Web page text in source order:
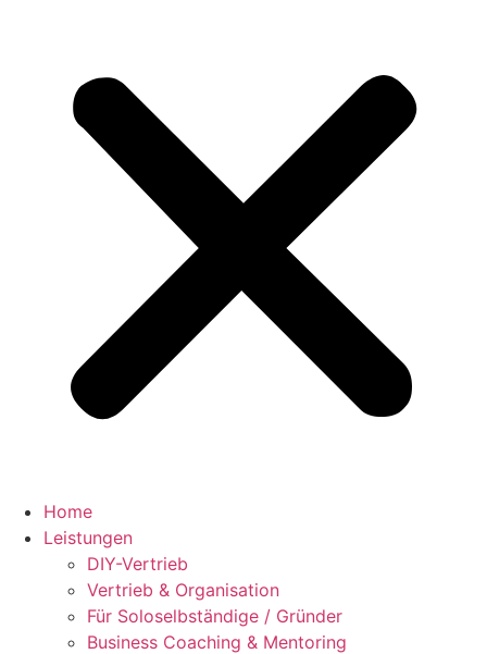
Home
Leistungen
DIY-Vertrieb
Vertrieb & Organisation
Für Soloselbständige / Gründer
Business Coaching & Mentoring